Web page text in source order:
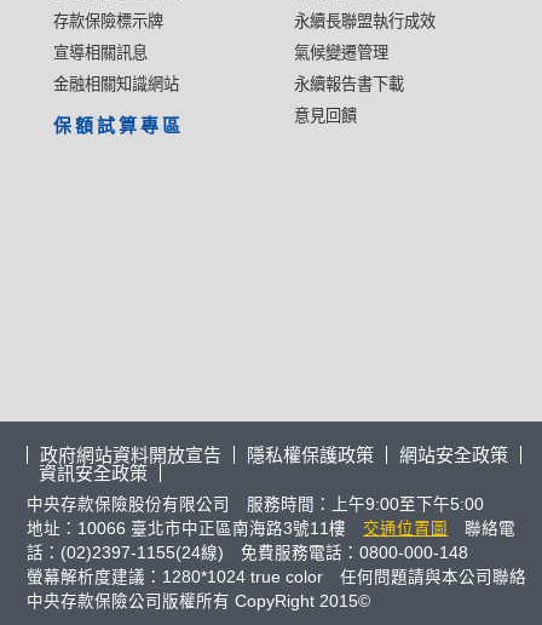
存款保險標示牌
宣導相關訊息
金融相關知識網站
永續長聯盟執行成效
氣候變遷管理
永續報告書下載
意見回饋
保額試算專區
政府網站資料開放宣告 隱私權保護政策
網站安全政策
資訊安全政策
中央存款保險股份有限公司 服務時間：上午9:00至下午5:00
地址：10066 臺北市中正區南海路3號11樓
交通位置圖
聯絡電
話：(02)2397-1155(24線) 免費服務電話：0800-000-148
螢幕解析度建議：1280*1024 true color 任何問題請與本公司聯絡
中央存款保險公司版權所有 CopyRight 2015©